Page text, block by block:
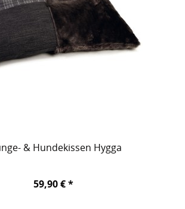
& Hundekissen Hygga
59,90 € *